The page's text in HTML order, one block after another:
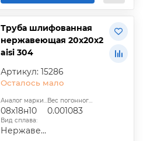
Труба шлифованная
нержавеющая 20х20х2
aisi 304
Артикул: 15286
Осталось мало
Аналог марки стали:
08х18н10
Вес погонного метра, т.:
0.001083
Вид сплава:
Нержавеющий